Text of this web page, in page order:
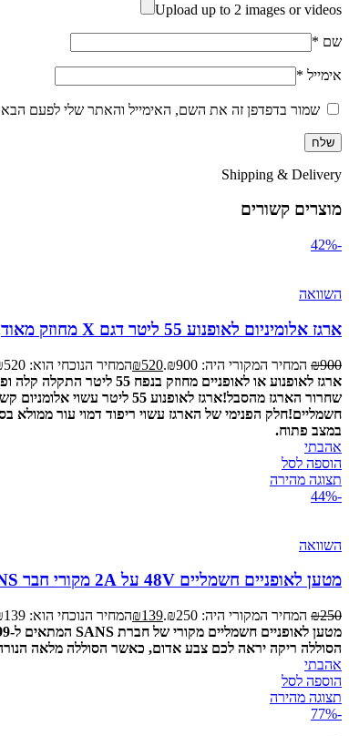
Upload up to 2 images or videos
שם *
אימייל *
שמור בדפדפן זה את השם, האימייל והאתר שלי לפעם
Shipping & Delivery
מוצרים קשורים
-42%
השוואה
ארגז אלומיניום לאופנוע 55 ליטר דגם X מחוזק מאוד
₪900 המחיר המקורי היה: ₪900. ₪520
המחיר הנוכחי הוא: ₪520.
שחרור הארגז מהסבל!ארגז לאופנוע 55 ליטר עשוי אלומניום קשיח במשקל כולל של 9.5 קילו.
חשמליים!חלק הפנימי של הארגז עשוי ריפוד דמוי עור ממולא
במצב פתוח.
אהבתי
הוספה לסל
תצוגה מהירה
-44%
השוואה
מטען לאופניים חשמליים 48V על 2A מקורי חבר SANS
₪250 המחיר המקורי היה: ₪250. ₪139
המחיר הנוכחי הוא: ₪139.
מטען לאופניים חשמליים מקורי של חברת SANS המתאים ל-99 אחוז מהאופניים בארץ עם סוללה 48V.
הסוללה ריקה יראה לכם צבע אדום, כאשר הסוללה מלאה
אהבתי
הוספה לסל
תצוגה מהירה
-77%